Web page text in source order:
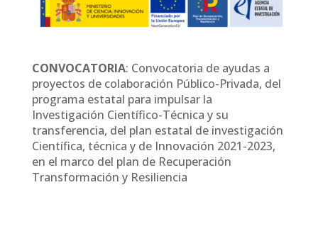
CONVOCATORIA: Convocatoria de ayudas a
proyectos de colaboración Público-Privada, del
programa estatal para impulsar la
Investigación Científico-Técnica y su
transferencia, del plan estatal de investigación
Científica, técnica y de Innovación 2021-2023,
en el marco del plan de Recuperación
Transformación y Resiliencia